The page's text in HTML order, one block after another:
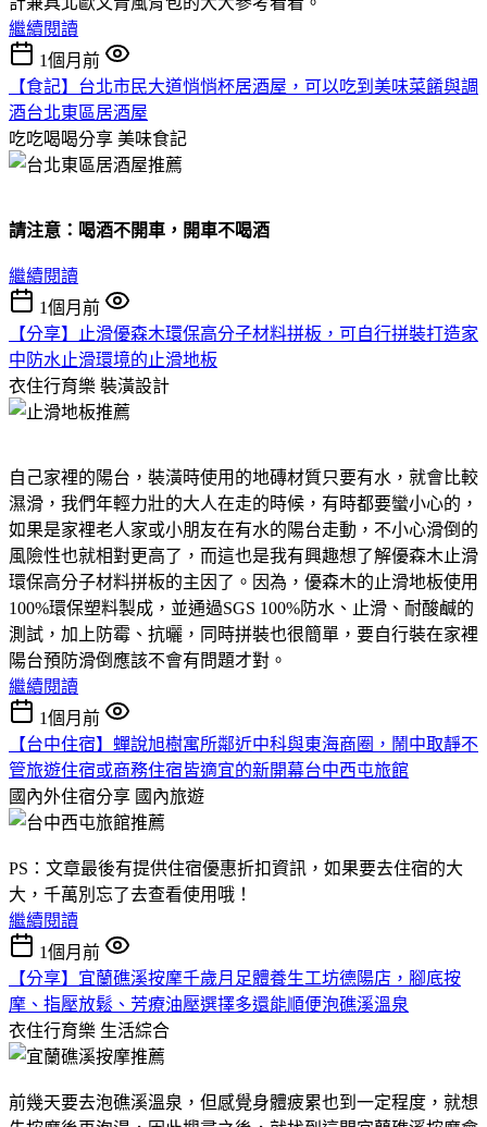
繼續閱讀
1個月前
【食記】台北市民大道悄悄杯居酒屋，可以吃到美味菜餚與調
酒台北東區居酒屋
吃吃喝喝分享 美味食記
請注意：喝酒不開車，開車不喝酒
繼續閱讀
1個月前
【分享】止滑優森木環保高分子材料拼板，可自行拼裝打造家
中防水止滑環境的止滑地板
衣住行育樂 裝潢設計
自己家裡的陽台，裝潢時使用的地磚材質只要有水，就會比較
濕滑，我們年輕力壯的大人在走的時候，有時都要蠻小心的，
如果是家裡老人家或小朋友在有水的陽台走動，不小心滑倒的
風險性也就相對更高了，而這也是我有興趣想了解優森木止滑
環保高分子材料拼板的主因了。因為，優森木的止滑地板使用
100%環保塑料製成，並通過SGS 100%防水、止滑、耐酸鹹的
測試，加上防霉、抗曬，同時拼裝也很簡單，要自行裝在家裡
陽台預防滑倒應該不會有問題才對。
繼續閱讀
1個月前
【台中住宿】蟬說旭樹寓所鄰近中科與東海商圈，鬧中取靜不
管旅遊住宿或商務住宿皆適宜的新開幕台中西屯旅館
國內外住宿分享 國內旅遊
PS：文章最後有提供住宿優惠折扣資訊，如果要去住宿的大
大，千萬別忘了去查看使用哦！
繼續閱讀
1個月前
【分享】宜蘭礁溪按摩千歲月足體養生工坊德陽店，腳底按
摩、指壓放鬆、芳療油壓選擇多還能順便泡礁溪溫泉
衣住行育樂 生活綜合
前幾天要去泡礁溪溫泉，但感覺身體疲累也到一定程度，就想